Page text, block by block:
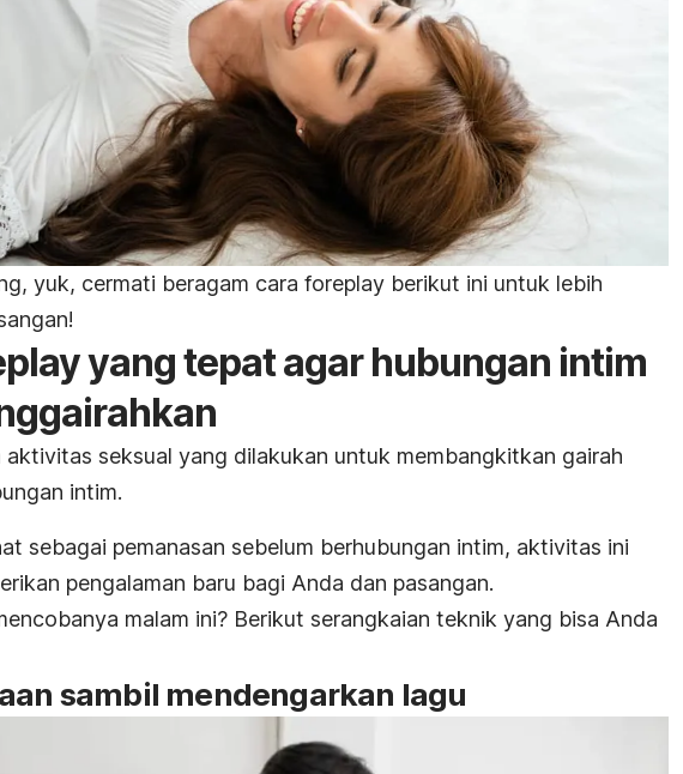
yuk, cermati beragam cara foreplay berikut ini untuk lebih
yang tepat agar hubungan intim
aktivitas seksual yang dilakukan untuk membangkitkan gairah
intim.
sebagai pemanasan sebelum berhubungan intim, aktivitas ini
pengalaman baru bagi Anda dan pasangan.
malam ini? Berikut serangkaian teknik yang bisa Anda
sambil mendengarkan lagu